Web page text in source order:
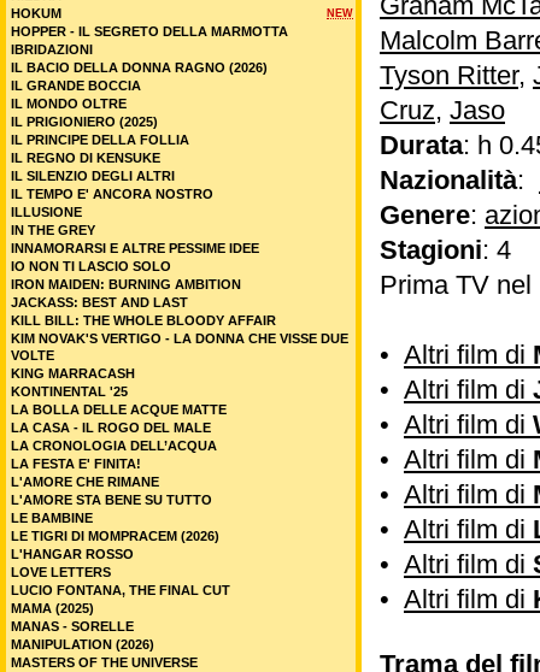
Malcolm
Tyson Ritter,
Cruz, Jaso
Durata: h
Nazionalità:
Genere:
Stagioni: 4
Prima TV
• Altri film di
• Altri film di
• Altri film di
• Altri film di
• Altri film di
• Altri film di
• Altri film di
• Altri film di
Trama del
NEW
HOKUM
HOPPER - IL SEGRETO DELLA MARMOTTA
IBRIDAZIONI
IL BACIO DELLA DONNA RAGNO (2026)
IL GRANDE BOCCIA
IL MONDO OLTRE
IL PRIGIONIERO (2025)
IL PRINCIPE DELLA FOLLIA
IL REGNO DI KENSUKE
IL SILENZIO DEGLI ALTRI
IL TEMPO E' ANCORA NOSTRO
ILLUSIONE
IN THE GREY
INNAMORARSI E ALTRE PESSIME IDEE
IO NON TI LASCIO SOLO
IRON MAIDEN: BURNING AMBITION
JACKASS: BEST AND LAST
KILL BILL: THE WHOLE BLOODY AFFAIR
KIM NOVAK'S VERTIGO - LA DONNA CHE VISSE DUE
VOLTE
KING MARRACASH
KONTINENTAL '25
LA BOLLA DELLE ACQUE MATTE
LA CASA - IL ROGO DEL MALE
LA CRONOLOGIA DELL’ACQUA
LA FESTA E' FINITA!
L'AMORE CHE RIMANE
L'AMORE STA BENE SU TUTTO
LE BAMBINE
LE TIGRI DI MOMPRACEM (2026)
L'HANGAR ROSSO
LOVE LETTERS
LUCIO FONTANA, THE FINAL CUT
MAMA (2025)
MANAS - SORELLE
MANIPULATION (2026)
MASTERS OF THE UNIVERSE